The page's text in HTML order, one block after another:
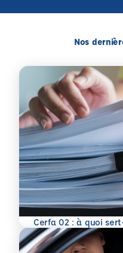
Nos
Cerfa 02 : à quoi
En savoir plus